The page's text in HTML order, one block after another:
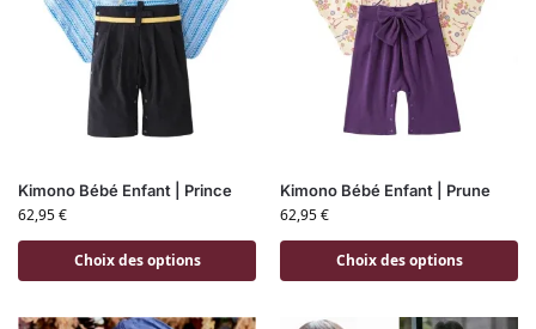
Kimono Bébé Enfant | Prince
62,95€
Choix des options
Kimono Bébé Enfant | Prune
62,95€
Choix des options